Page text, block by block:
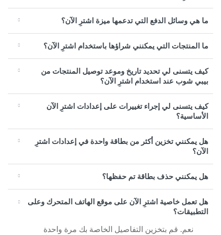
ما هي وسائل الدفع التي تدعمها ميزة اشترِ الآن؟
ما المنتجات التي يمكنني شراؤها باستخدام اشترِ الآن؟
كيف يتسنى لي تحديد تاريخ وموعد توصيل المنتجات من
بيبي شوب عند استخدام اشترِ الآن؟
كيف يتسنى لي إجراء تغييرات على إعدادات اشترِ الآن
الأساسية؟
هل يمكنني تخزين أكثر من بطاقة واحدة في إعدادات اشترِ
الآن؟
هل يمكنني حذف بطاقة تم حفظها؟
هل تعمل خاصية اشترِ الآن على موقع الهاتف المتحرك وعلى
التطبيقات؟
نعم. قم بتخزين التفاصيل الخاصة بك مرة واحدة